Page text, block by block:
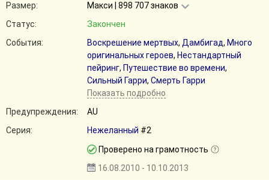
Размер:
Макси | 898 707 знаков
Статус:
Закончен
События:
Воскрешение мертвых, Дамбигад, Много
оригинальных героев, Нестандартный
пейринг, Путешествие во времени,
Сильный Гарри, Смерть Гарри
Показать подробно
Предупреждения:
AU
Серия:
Нежеланный #2
Проверено на грамотность
16.08.2010 - 10.10.2013